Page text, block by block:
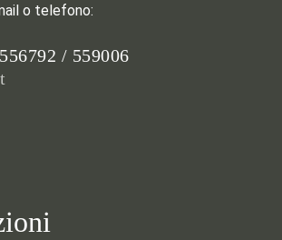
o telefono:
/ 559006